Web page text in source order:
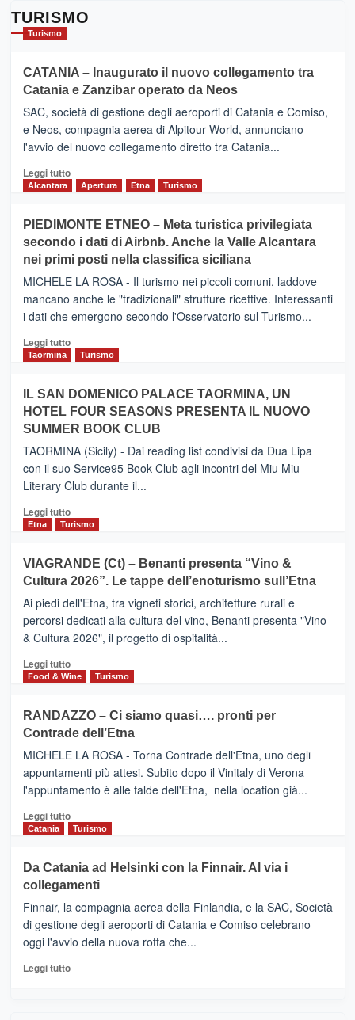
TURISMO
Turismo
CATANIA – Inaugurato il nuovo collegamento tra
Catania e Zanzibar operato da Neos
SAC, società di gestione degli aeroporti di Catania e Comiso,
e Neos, compagnia aerea di Alpitour World, annunciano
l'avvio del nuovo collegamento diretto tra Catania...
Leggi tuttoLeggi
CATANIA
–
Inaugurato
il
nuovo
collegamento
tra
e
Zanzibar
da
Neos
Alcantara Apertura Etna Turismo
PIEDIMONTE ETNEO – Meta turistica privilegiata
secondo i dati di Airbnb. Anche la Valle Alcantara
nei primi posti nella classifica siciliana
MICHELE LA ROSA - Il turismo nei piccoli comuni, laddove
mancano anche le "tradizionali" strutture ricettive. Interessanti
i dati che emergono secondo l'Osservatorio sul Turismo...
Leggi tuttoLeggi
PIEDIMONTE
ETNEO
–
Meta
turistica
privilegiata
secondo
dati
di
Anche
la
Alcantara
nei
primi
nella
classifica
Taormina Turismo
IL SAN DOMENICO PALACE TAORMINA, UN
HOTEL FOUR SEASONS PRESENTA IL NUOVO
SUMMER BOOK CLUB
TAORMINA (Sicily) - Dai reading list condivisi da Dua Lipa
con il suo Service95 Book Club agli incontri del Miu Miu
Literary Club durante il...
Leggi tuttoLeggi
di
IL
SAN
DOMENICO
PALACE
TAORMINA,
UN
HOTEL
FOUR
IL
NUOVO
SUMMER
CLUB
Etna Turismo
VIAGRANDE (Ct) – Benanti presenta “Vino &
Cultura 2026”. Le tappe dell’enoturismo sull’Etna
Ai piedi dell'Etna, tra vigneti storici, architetture rurali e
percorsi dedicati alla cultura del vino, Benanti presenta "Vino
& Cultura 2026", il progetto di ospitalità...
Leggi tuttoLeggi
di
VIAGRANDE
(Ct)
–
Benanti
presenta
“Vino
&
Cultura
tappe
dell’enoturismo
Food & Wine Turismo
RANDAZZO – Ci siamo quasi…. pronti per
Contrade dell’Etna
MICHELE LA ROSA - Torna Contrade dell'Etna, uno degli
appuntamenti più attesi. Subito dopo il Vinitaly di Verona
l'appuntamento è alle falde dell'Etna, nella location già...
Leggi tuttoLeggi
di
RANDAZZO
–
Ci
siamo
quasi….
pronti
per
Catania Turismo
Da Catania ad Helsinki con la Finnair. Al via i
collegamenti
Finnair, la compagnia aerea della Finlandia, e la SAC, Società
di gestione degli aeroporti di Catania e Comiso celebrano
oggi l'avvio della nuova rotta che...
Leggi tuttoLeggi